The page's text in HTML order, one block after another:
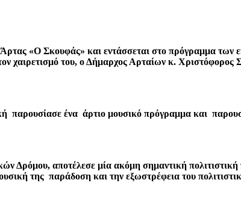
«Ο Σκουφάς» και εντάσσεται στο πρόγραμμα
χαιρετισμό του, ο Δήμαρχος Αρταίων κ.
παρουσίασε ένα άρτιο μουσικό πρόγραμμα και
Δρόμου, αποτέλεσε μία ακόμη σημαντική
της παράδοση και την εξωστρέφεια του